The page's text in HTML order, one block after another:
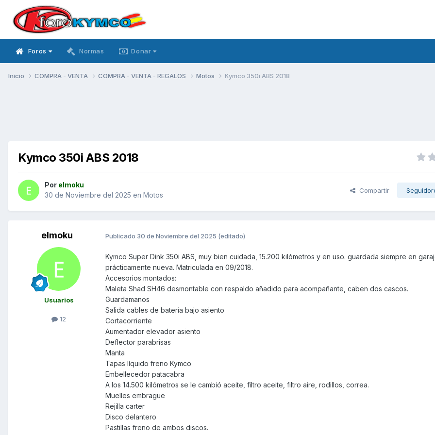
Foros Normas Donar
Inicio COMPRA - VENTA COMPRA - VENTA - REGALOS Motos Kymco 350i ABS 2018
Kymco 350i ABS 2018
Por elmoku
30 de Noviembre del 2025 en Motos
Compartir
elmoku
Usuarios
12
Publicado 30 de Noviembre del 2025 (editado)
Kymco Super Dink 350i ABS, muy bien cuidada, 15.200 kilómetros y en uso. guardada siempre en
prácticamente nueva. Matriculada en 09/2018.
Accesorios montados:
Maleta Shad SH46 desmontable con respaldo añadido para acompañante, caben dos cascos.
Guardamanos
Salida cables de batería bajo asiento
Cortacorriente
Aumentador elevador asiento
Deflector parabrisas
Manta
Tapas líquido freno Kymco
Embellecedor patacabra
A los 14.500 kilómetros se le cambió aceite, filtro aceite, filtro aire, rodillos, correa.
Muelles embrague
Rejilla carter
Disco delantero
Pastillas freno de ambos discos.